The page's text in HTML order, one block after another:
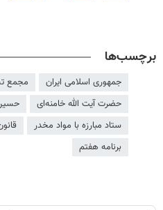
برچسب‌ها
جمهوری اسلامی ایران
مجمع
حضرت آیت الله خامنه‌ای
ستاد مبارزه با مواد مخدر
برنامه هفتم